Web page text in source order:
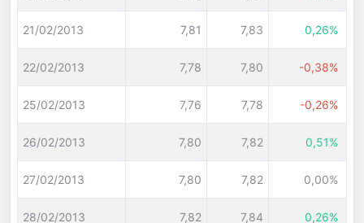
21/02/2013 7,81 7,83 0,26%
22/02/2013 7,78 7,80 -0,38%
25/02/2013 7,76 7,78 -0,26%
26/02/2013 7,80 7,82 0,51%
27/02/2013 7,80 7,82 0,00%
28/02/2013 7,82 7,84 0,26%